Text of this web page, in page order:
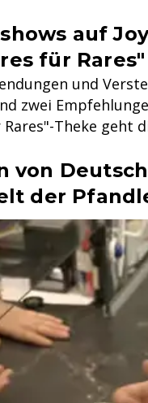
auf
für Rares"
und
zwei
Theke geht
von
der